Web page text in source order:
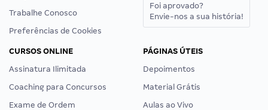
Trabalhe Conosco
Preferências de Cookies
Foi aprovado?
Envie-nos a sua história!
CURSOS ONLINE
Assinatura Ilimitada
Coaching para Concursos
Exame de Ordem
PÁGINAS ÚTEIS
Depoimentos
Material Grátis
Aulas ao Vivo